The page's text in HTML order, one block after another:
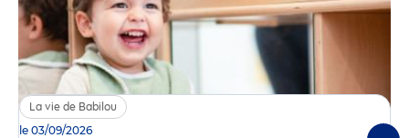
La vie de Babilou
le 03/09/2026